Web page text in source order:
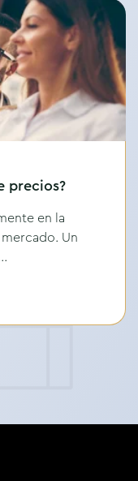
precios?
en la
Un